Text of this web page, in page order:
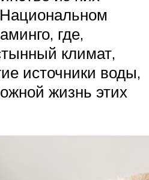
где,
климат,
источники воды,
жизнь этих